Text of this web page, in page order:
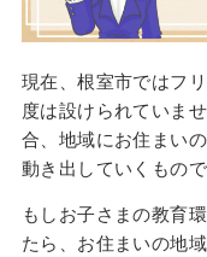
現在、根室市ではフ
度は設けられていま
合、地域にお住まい
動き出していくもので
もしお子さまの教育
たら、お住まいの地